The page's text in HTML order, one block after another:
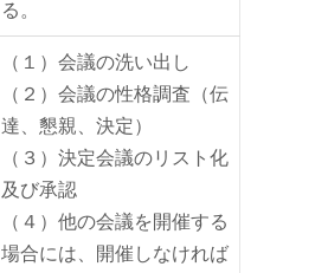
る。
（１）会議の洗い出し
（２）会議の性格調査（伝
達、懇親、決定）
（３）決定会議のリスト化
及び承認
（４）他の会議を開催する
場合には、開催しなければ